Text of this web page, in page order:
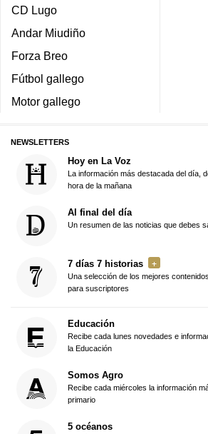
CD Lugo
Andar Miudiño
Forza Breo
Fútbol gallego
Motor gallego
NEWSLETTERS
Hoy en La Voz
La información más destacada del día,
hora de la mañana
Al final del día
Un resumen de las noticias que debes
7 días 7 historias
Una selección de los mejores
para suscriptores
Educación
Recibe cada lunes novedades e
la Educación
Somos Agro
Recibe cada miércoles la información
primario
5 océanos